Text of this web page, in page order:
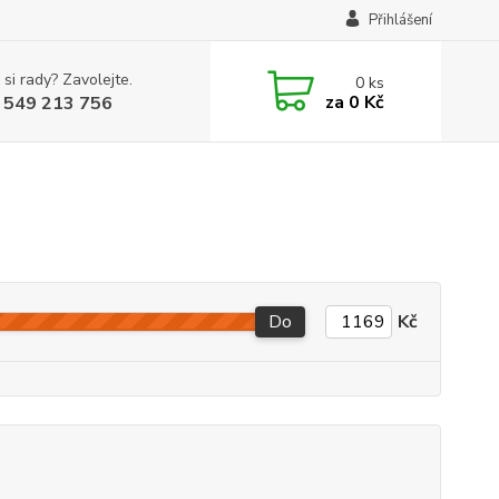
Přihlášení
rady? Zavolejte.
213 756
0ks
za 0 Kč
Do Kč